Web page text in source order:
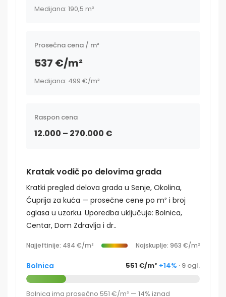
Medijana: 190,5 m²
Prosečna cena / m²
537 €/m²
Medijana: 499 €/m²
Raspon cena
12.000 – 270.000 €
Kratak vodič po delovima grada
Kratki pregled delova grada u Senje, Okolina,
Ćuprija za kuća — prosečne cene po m² i broj
oglasa u uzorku. Uporedba uključuje: Bolnica,
Centar, Dom Zdravlja i dr..
Najjeftinije: 484 €/m² Najskuplje: 963 €/m²
Bolnica 551 €/m² +14% · 9 ogl.
Bolnica ima prosečno 551 €/m² — 14% iznad